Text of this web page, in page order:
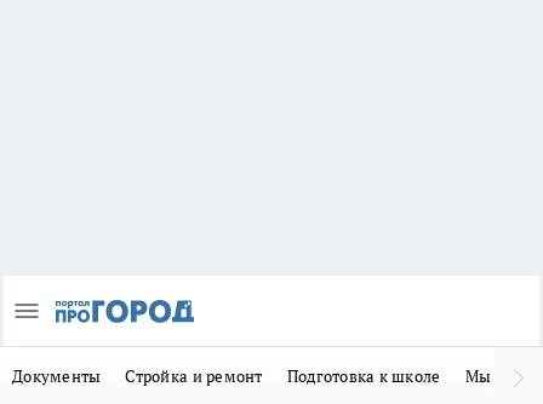
Документы Стройка и ремонт Подготовка к школе Мы в MAX